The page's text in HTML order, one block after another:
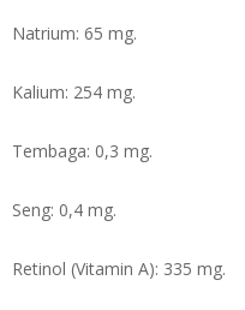
Natrium: 65 mg.
Kalium: 254 mg.
Tembaga: 0,3 mg.
Seng: 0,4 mg.
Retinol (Vitamin A): 335 mg.